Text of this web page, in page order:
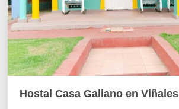
Hostal Casa Galiano en Viñales